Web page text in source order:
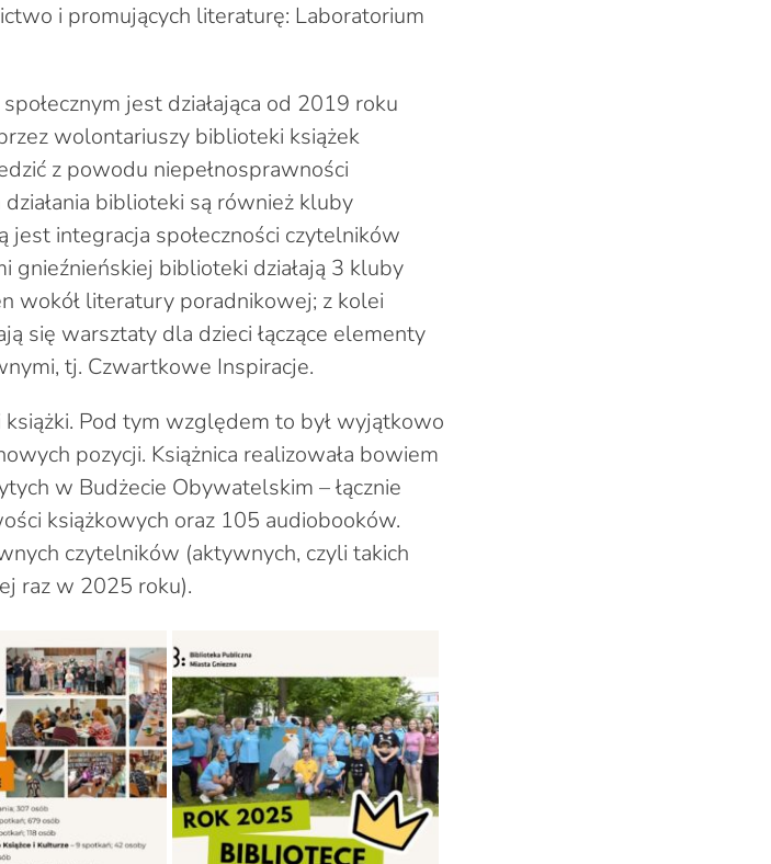
i promujących literaturę: Laboratorium
jest działająca od 2019 roku
wolontariuszy biblioteki książek
z powodu niepełnosprawności
biblioteki są również kluby
jest integracja społeczności czytelników
gnieźnieńskiej biblioteki działają 3 kluby
wokół literatury poradnikowej; z kolei
się warsztaty dla dzieci łączące elementy
tj. Czwartkowe Inspiracje.
Pod tym względem to był wyjątkowo
pozycji. Książnica realizowała bowiem
w Budżecie Obywatelskim – łącznie
książkowych oraz 105 audiobooków.
czytelników (aktywnych, czyli takich
raz w 2025 roku).